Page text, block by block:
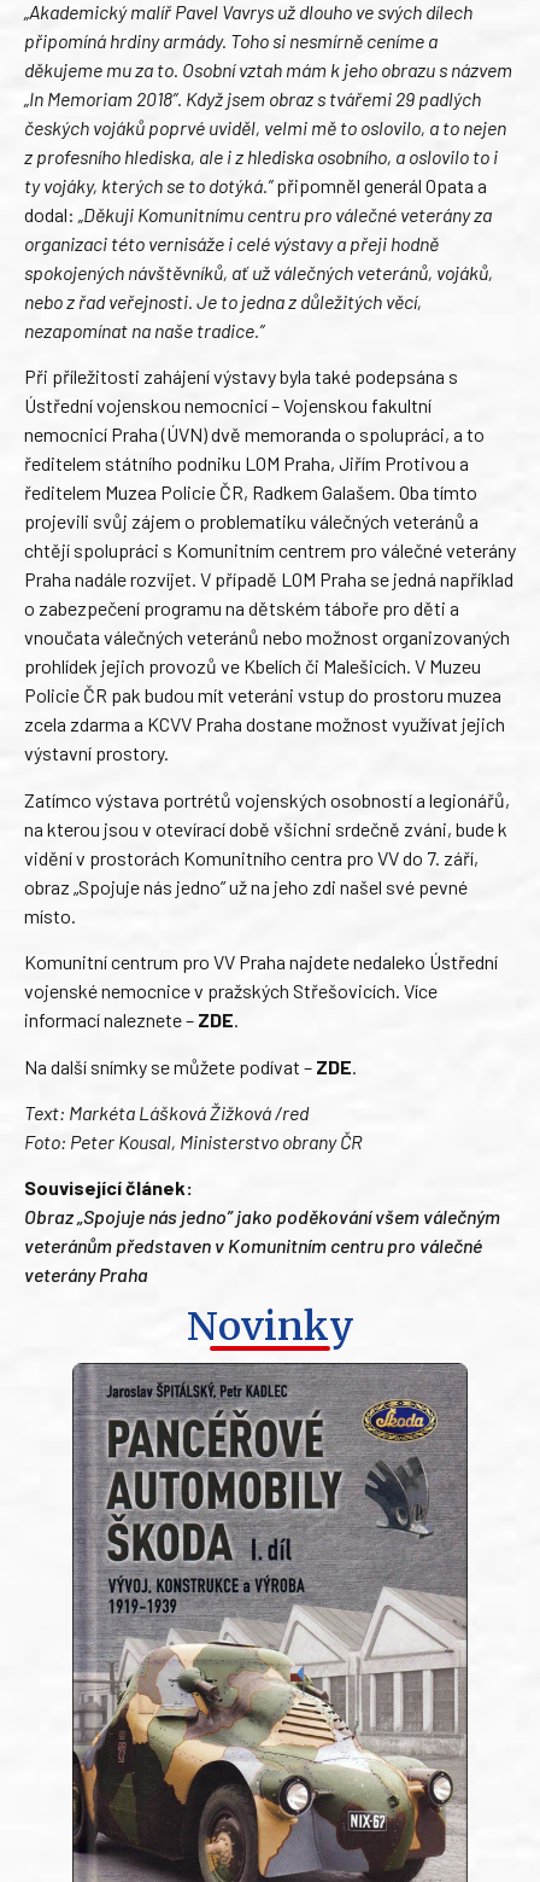
„Akademický malíř Pavel Vavrys už dlouho ve svých dílech
připomíná hrdiny armády. Toho si nesmírně ceníme a
děkujeme mu za to. Osobní vztah mám k jeho obrazu s názvem
„In Memoriam 2018”. Když jsem obraz s tvářemi 29 padlých
českých vojáků poprvé uviděl, velmi mě to oslovilo, a to nejen
z profesního hlediska, ale i z hlediska osobního, a oslovilo to i
ty vojáky, kterých se to dotýká.”připomněl generál Opata a
dodal: „Děkuji Komunitnímu centru pro válečné veterány za
organizaci této vernisáže i celé výstavy a přeji hodně
spokojených návštěvníků, ať už válečných veteránů, vojáků,
nebo z řad veřejnosti. Je to jedna z důležitých věcí,
nezapomínat na naše tradice.”
Při příležitosti zahájení výstavy byla také podepsána s
Ústřední vojenskou nemocnicí – Vojenskou fakultní
nemocnicí Praha (ÚVN) dvě memoranda o spolupráci, a to
ředitelem státního podniku LOM Praha, Jiřím Protivou a
ředitelem Muzea Policie ČR, Radkem Galašem. Oba tímto
projevili svůj zájem o problematiku válečných veteránů a
chtějí spolupráci s Komunitním centrem pro válečné veterány
Praha nadále rozvíjet. V případě LOM Praha se jedná například
o zabezpečení programu na dětském táboře pro děti a
vnoučata válečných veteránů nebo možnost organizovaných
prohlídek jejich provozů ve Kbelích či Malešicích. V Muzeu
Policie ČR pak budou mít veteráni vstup do prostoru muzea
zcela zdarma a KCVV Praha dostane možnost využívat jejich
výstavní prostory.
Zatímco výstava portrétů vojenských osobností a legionářů,
na kterou jsou v otevírací době všichni srdečně zváni, bude k
vidění v prostorách Komunitního centra pro VV do 7. září,
obraz „Spojuje nás jedno” už na jeho zdi našel své pevné
místo.
Komunitní centrum pro VV Praha najdete nedaleko Ústřední
vojenské nemocnice v pražských Střešovicích. Více
informací naleznete – ZDE.
Na další snímky se můžete podívat – ZDE
Text: Markéta Lášková Žižková /red
Foto: Peter Kousal, Ministerstvo obrany ČR
Související článek:
Obraz „Spojuje nás jedno” jako poděkování všem válečným
veteránům představen v Komunitním centru pro válečné
veterány Praha
Novinky